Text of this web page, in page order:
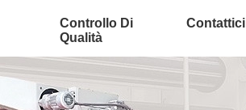
Controllo Di
Qualità
Contattici